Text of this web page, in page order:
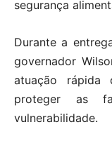
segurança
Durante a
governador
atuação rápida
proteger as
vulnerabilidade.